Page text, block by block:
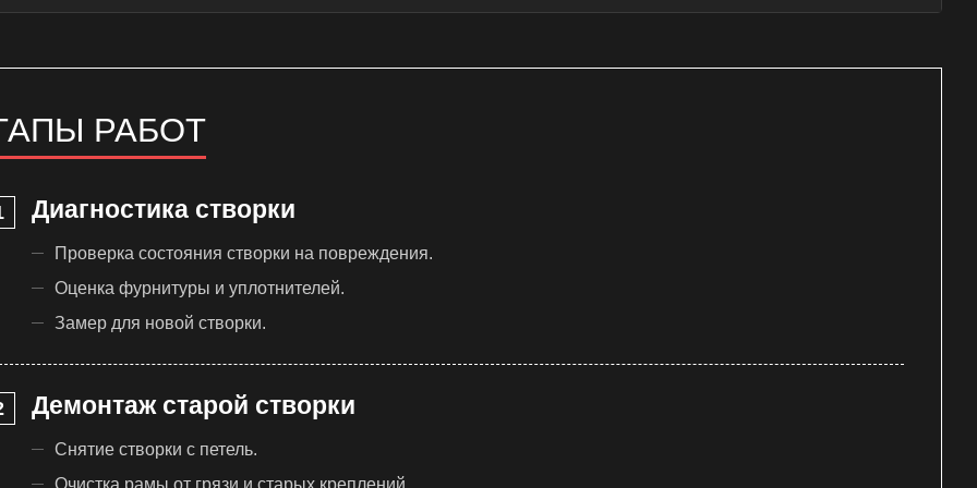
РАБОТ
Диагностика створки
Проверка состояния створки на повреждения.
Оценка фурнитуры и уплотнителей.
Замер для новой створки.
Демонтаж старой створки
Снятие створки с петель.
Очистка рамы от грязи и старых креплений.